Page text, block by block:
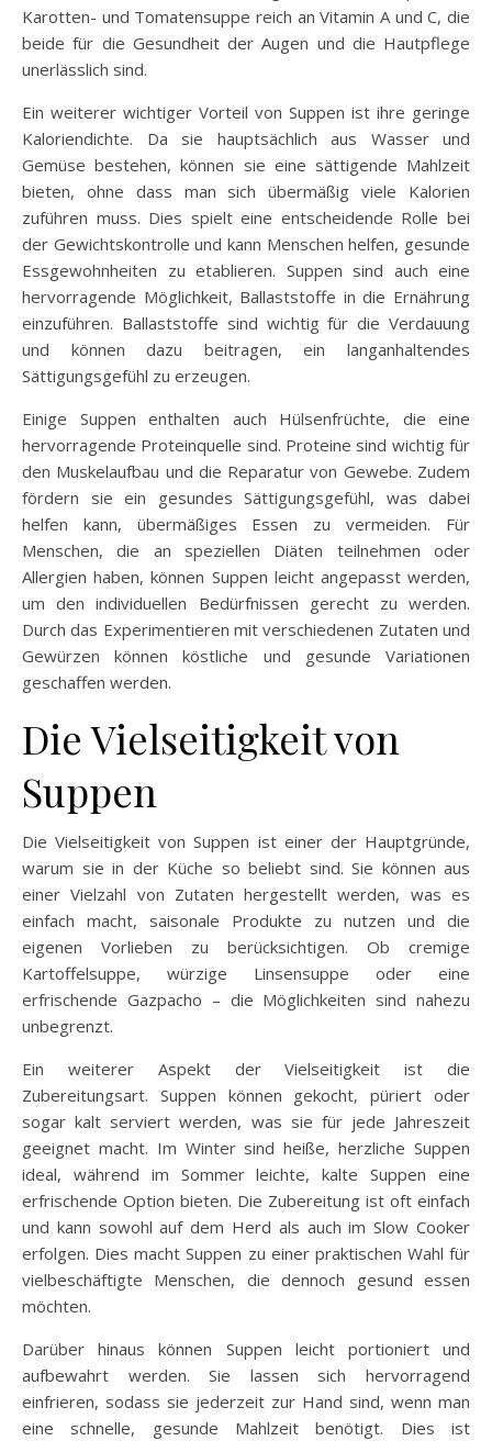
Karotten- und Tomatensuppe reich an Vitamin A und C, die
beide für die Gesundheit der Augen und die Hautpflege
unerlässlich sind.
Ein weiterer wichtiger Vorteil von Suppen ist ihre geringe
Kaloriendichte. Da sie hauptsächlich aus Wasser und
Gemüse bestehen, können sie eine sättigende Mahlzeit
bieten, ohne dass man sich übermäßig viele Kalorien
zuführen muss. Dies spielt eine entscheidende Rolle bei
der Gewichtskontrolle und kann Menschen helfen, gesunde
Essgewohnheiten zu etablieren. Suppen sind auch eine
hervorragende Möglichkeit, Ballaststoffe in die Ernährung
einzuführen. Ballaststoffe sind wichtig für die Verdauung
und können dazu beitragen, ein langanhaltendes
Sättigungsgefühl zu erzeugen.
Einige Suppen enthalten auch Hülsenfrüchte, die eine
hervorragende Proteinquelle sind. Proteine sind wichtig für
den Muskelaufbau und die Reparatur von Gewebe. Zudem
fördern sie ein gesundes Sättigungsgefühl, was dabei
helfen kann, übermäßiges Essen zu vermeiden. Für
Menschen, die an speziellen Diäten teilnehmen oder
Allergien haben, können Suppen leicht angepasst werden,
um den individuellen Bedürfnissen gerecht zu werden.
Durch das Experimentieren mit verschiedenen Zutaten und
Gewürzen können köstliche und gesunde Variationen
geschaffen werden.
Die Vielseitigkeit von
Suppen
Die Vielseitigkeit von Suppen ist einer der Hauptgründe,
warum sie in der Küche so beliebt sind. Sie können aus
einer Vielzahl von Zutaten hergestellt werden, was es
einfach macht, saisonale Produkte zu nutzen und die
eigenen Vorlieben zu berücksichtigen. Ob cremige
Kartoffelsuppe, würzige Linsensuppe oder eine
erfrischende Gazpacho – die Möglichkeiten sind nahezu
unbegrenzt.
Ein weiterer Aspekt der Vielseitigkeit ist die
Zubereitungsart. Suppen können gekocht, püriert oder
sogar kalt serviert werden, was sie für jede Jahreszeit
geeignet macht. Im Winter sind heiße, herzliche Suppen
ideal, während im Sommer leichte, kalte Suppen eine
erfrischende Option bieten. Die Zubereitung ist oft einfach
und kann sowohl auf dem Herd als auch im Slow Cooker
erfolgen. Dies macht Suppen zu einer praktischen Wahl für
vielbeschäftigte Menschen, die dennoch gesund essen
möchten.
Darüber hinaus können Suppen leicht portioniert und
aufbewahrt werden. Sie lassen sich hervorragend
einfrieren, sodass sie jederzeit zur Hand sind, wenn man
eine schnelle, gesunde Mahlzeit benötigt. Dies ist